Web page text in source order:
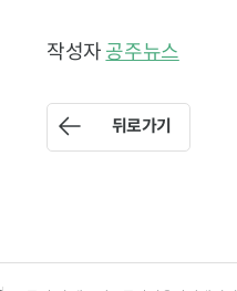
작성자 공주뉴스
뒤로가기